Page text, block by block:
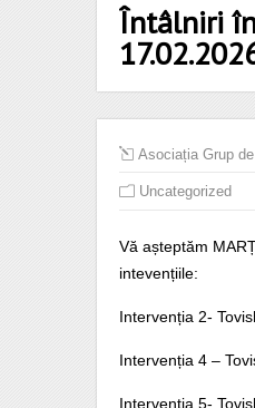
Întâlniri
Asociația Grup
Uncategorized
Vă așteptăm
intevențiile:
Intervenția 2-
Intervenția 4 –
Intervenția 5-